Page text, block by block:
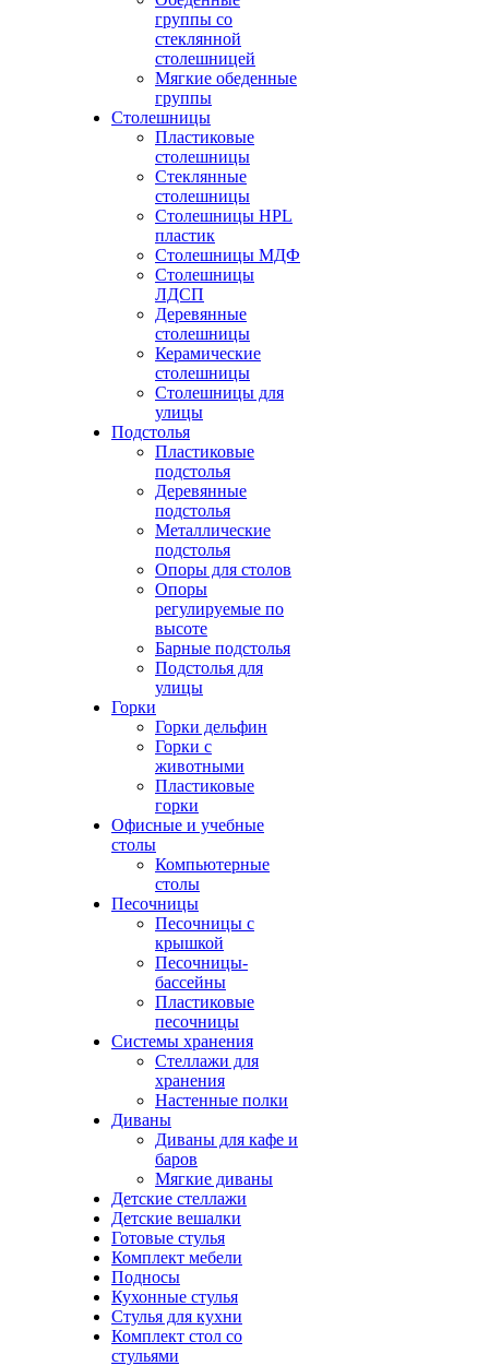
группы со
стеклянной
столешницей
Мягкие обеденные
группы
Столешницы
Пластиковые
столешницы
Стеклянные
столешницы
Столешницы HPL
пластик
Столешницы МДФ
Столешницы
ЛДСП
Деревянные
столешницы
Керамические
столешницы
Столешницы для
улицы
Подстолья
Пластиковые
подстолья
Деревянные
подстолья
Металлические
подстолья
Опоры для столов
Опоры
регулируемые по
высоте
Барные подстолья
Подстолья для
улицы
Горки
Горки дельфин
Горки с
животными
Пластиковые
горки
Офисные и учебные
столы
Компьютерные
столы
Песочницы
Песочницы с
крышкой
Песочницы-
бассейны
Пластиковые
песочницы
Системы хранения
Стеллажи для
хранения
Настенные полки
Диваны
Диваны для кафе и
баров
Мягкие диваны
Детские стеллажи
Детские вешалки
Готовые стулья
Комплект мебели
Подносы
Кухонные стулья
Стулья для кухни
Комплект стол со
стульями